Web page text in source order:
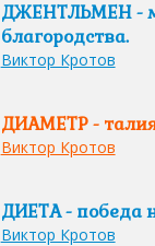
ДЖЕНТЛЬМЕН -
благородства.
Виктор Кротов
ДИАМЕТР -
Виктор Кротов
ДИЕТА - победа
Виктор Кротов